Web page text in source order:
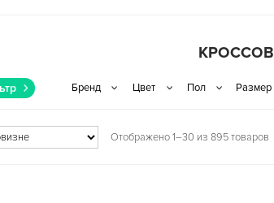
Отображено 1–30 из 895 товаров